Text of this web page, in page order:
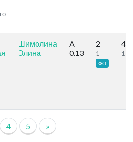
Шимолина
Элина
A
0.13
2
1
ФО
4
1
4 5 »